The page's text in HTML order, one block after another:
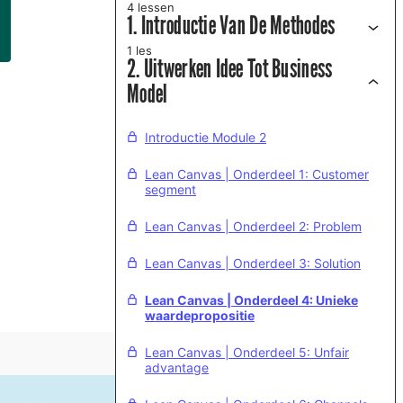
4 lessen
1. Introductie Van De Methodes
1 les
2. Uitwerken Idee Tot Business
Model
Introductie Module 2
Lean Canvas | Onderdeel 1: Customer
segment
Lean Canvas | Onderdeel 2: Problem
Lean Canvas | Onderdeel 3: Solution
Lean Canvas | Onderdeel 4: Unieke
waardepropositie
Lean Canvas | Onderdeel 5: Unfair
advantage